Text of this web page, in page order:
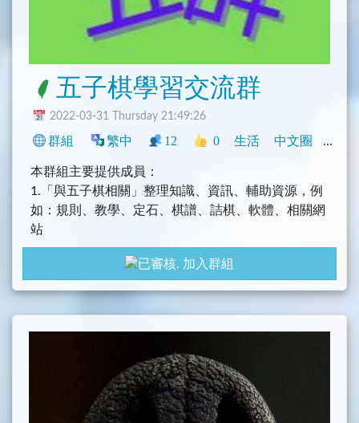
五子棋學習交流群
2022-03-31 Thursday 21:49:26
群組 繁中 12 0 生活 中文圈 社群
本群組主要提供成員：
1.「與五子棋相關」整理知識、資訊、輔助資源，例
如：規則、教學、定石、棋譜、詰棋、軟體、相關網
站
。
2.以及「與五子棋不相關」的話題等等天馬行空的聊
天空間。
五子棋學習交流聊天群：
@Connect5Chat
加入群組